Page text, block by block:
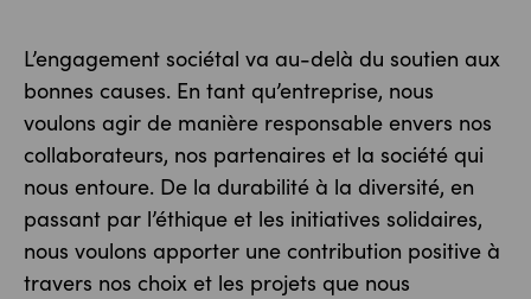
L’engagement sociétal va au-delà du soutien aux
bonnes causes. En tant qu’entreprise, nous
voulons agir de manière responsable envers nos
collaborateurs, nos partenaires et la société qui
nous entoure. De la durabilité à la diversité, en
passant par l’éthique et les initiatives solidaires,
nous voulons apporter une contribution positive à
travers nos choix et les projets que nous